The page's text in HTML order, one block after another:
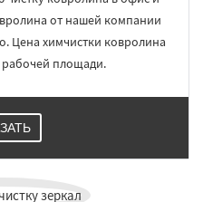
от нашей компании
Цена химчистки ковролина
рабочей площади.